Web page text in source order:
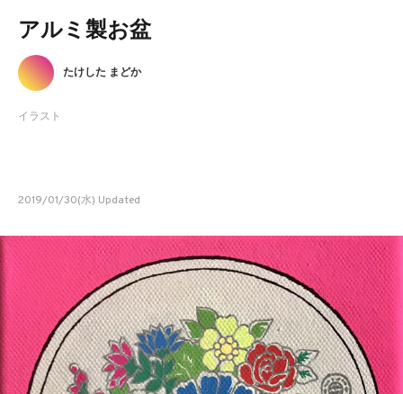
アルミ製お盆
イラスト
たけした まどか
2019/01/30(水) Updated